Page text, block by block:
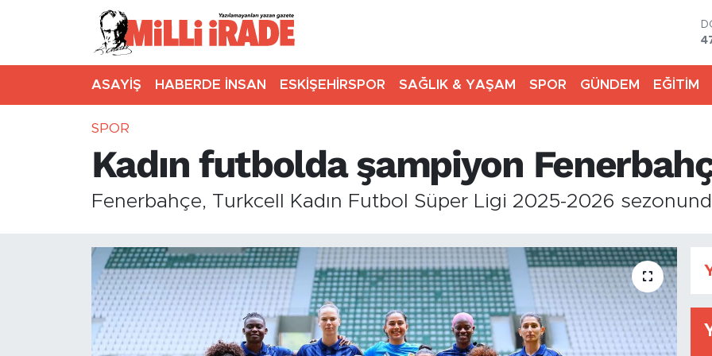
ASAYİŞ HABERDE İNSAN ESKİŞEHİRSPOR SAĞLIK & YAŞAM SPOR GÜNDEM EĞİTİM
SPOR
Kadın futbolda şampiyon
Fenerbahçe, Turkcell Kadın Futbol Süper Ligi 2025-2026